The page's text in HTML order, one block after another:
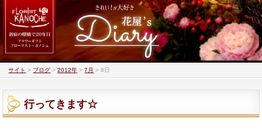
サイト > ブログ >2012年 >7月 >8日
行ってきます☆